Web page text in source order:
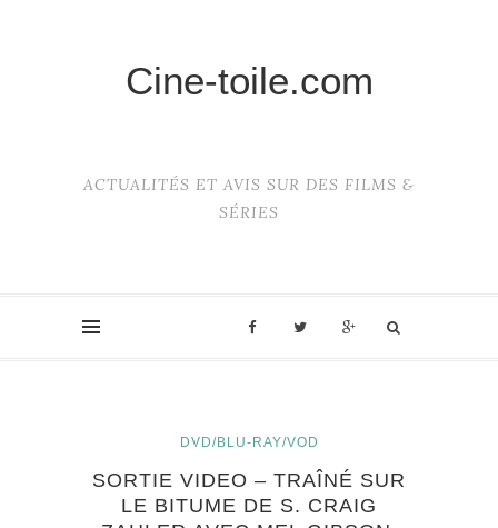
Cine-toile.com
ACTUALITÉS ET AVIS SUR DES FILMS &
SÉRIES
DVD/BLU-RAY/VOD
SORTIE VIDEO – TRAÎNÉ SUR
LE BITUME DE S. CRAIG